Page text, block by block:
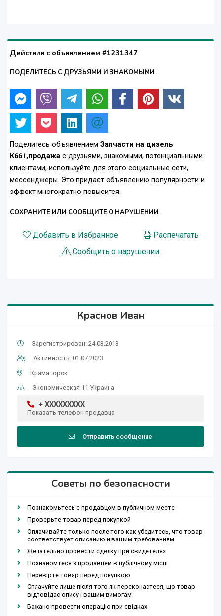
Действия с объявлением #1231347
ПОДЕЛИТЕСЬ С ДРУЗЬЯМИ И ЗНАКОМЫМИ
Поделитесь объявлением Запчасти на дизель
К661,продажа с друзьями, знакомыми, потенциальными
клиентами, используйте для этого социальные сети,
мессенджеры. Это придаст объявлению популярности и
эффект многократно повысится.
СОХРАНИТЕ ИЛИ СООБЩИТЕ О НАРУШЕНИИ
Добавить в Избранное
Распечатать
Сообщить о нарушении
Краснов Иван
Зарегистрирован: 24.03.2013
Активность: 01.07.2023
Краматорск
Экономическая 11 Украина
+ XXXXXXXXX
Показать телефон продавца
Отправить сообщение
Советы по безопасности
Познакомьтесь с продавцом в публичном месте
Проверьте товар перед покупкой
Оплачивайте только после того как убедитесь, что товар
соответствует описанию и вашим требованиям
Желательно провести сделку при свидетелях
Познайомтеся з продавцем в публічному місці
Перевірте товар перед покупкою
Сплачуйте лише після того як переконаєтеся, що товар
відповідає опису і вашим вимогам
Бажано провести операцію при свідках